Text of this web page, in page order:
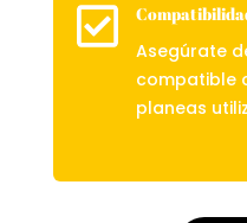

Asegúrate
compatible
planeas